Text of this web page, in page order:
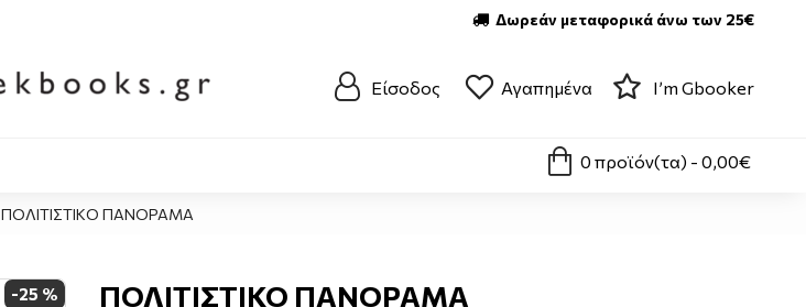
Δωρεάν μεταφορικά άνω των 25€
Είσοδος Αγαπημένα I’m Gbooker
0 προϊόν(τα) - 0,00€
ΠΟΛΙΤΙΣΤΙΚΟ ΠΑΝΟΡΑΜΑ
-25 % ΠΟΛΙΤΙΣΤΙΚΟ ΠΑΝΟΡΑΜΑ